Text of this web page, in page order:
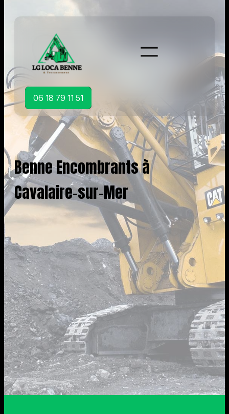
06 18 79 11 51
Benne Encombrants à
Cavalaire-sur-Mer